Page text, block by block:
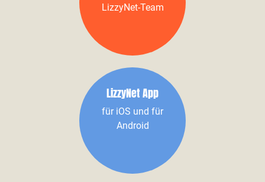
LizzyNet-Team
LizzyNet App
für iOS und für
Android